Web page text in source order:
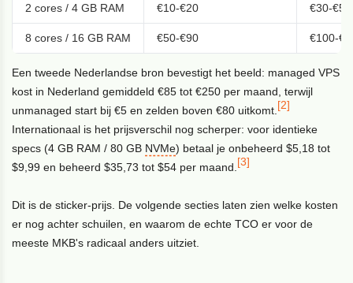
2 cores / 4 GB RAM €10-€20 €30-€50
8 cores / 16 GB RAM €50-€90 €100-
Een tweede Nederlandse bron bevestigt het beeld: managed VPS
kost in Nederland gemiddeld €85 tot €250 per maand, terwijl
unmanaged start bij €5 en zelden boven €80 uitkomt. [2]
Internationaal is het prijsverschil nog scherper: voor identieke
specs (4 GB RAM / 80 GB NVMe) betaal je onbeheerd $5,18 tot
$9,99 en beheerd $35,73 tot $54 per maand. [3]
Dit is de sticker-prijs. De volgende secties laten zien welke kosten
er nog achter schuilen, en waarom de echte TCO er voor de
meeste MKB's radicaal anders uitziet.